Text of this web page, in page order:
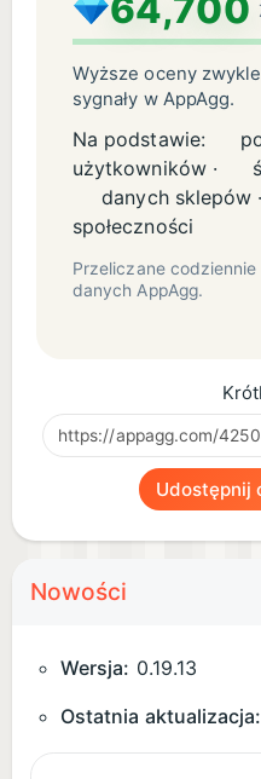
64,700
Wyższe oceny
sygnały w AppAgg.
Na podstawie:
użytkowników ·
danych sklepów ·
społeczności
Przeliczane
danych AppAgg.
Udostępnij
Nowości
Wersja: 0.19.13
Ostatnia aktualizacja: